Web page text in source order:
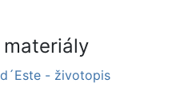
- životopis